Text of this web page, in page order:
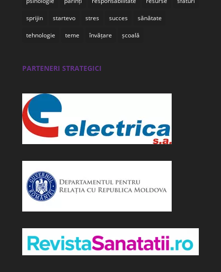
sprijin startevo stres succes sănătate
tehnologie teme învățare școală
PARTENERI STRATEGICI